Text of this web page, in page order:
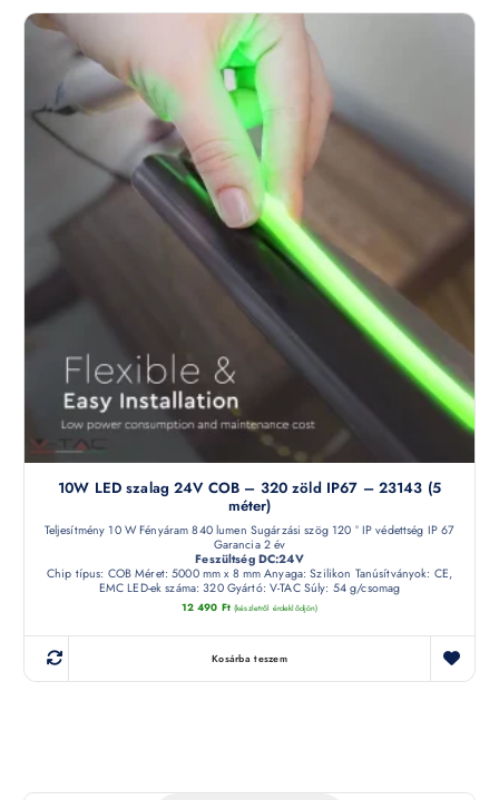
10W LED szalag 24V COB – 320 zöld IP67 – 23143 (5
méter)
Teljesítmény 10 W Fényáram 840 lumen Sugárzási szög 120 ° IP védettség IP 67
Garancia 2 év
Feszültség DC:24V
Chip típus: COB Méret: 5000 mm x 8 mm Anyaga: Szilikon Tanúsítványok: CE,
EMC LED-ek száma: 320 Gyártó: V-TAC Súly: 54 g/csomag
12 490 Ft (készletről érdeklődjön)
Kosárba teszem